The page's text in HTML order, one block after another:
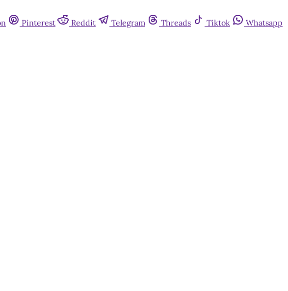
Pinterest Reddit Telegram Threads Tiktok
Whatsapp